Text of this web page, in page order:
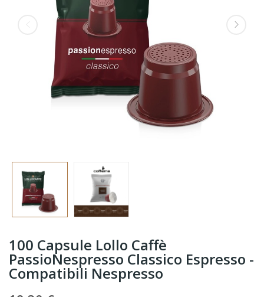
100 Capsule Lollo Caffè
PassioNespresso Classico Espresso -
Compatibili Nespresso